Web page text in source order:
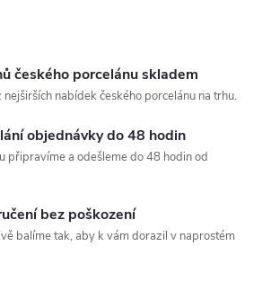
českého porcelánu skladem
nabídek českého porcelánu na trhu.
objednávky do 48 hodin
připravíme a odešleme do 48 hodin od
bez poškození
balíme tak, aby k vám dorazil v naprostém